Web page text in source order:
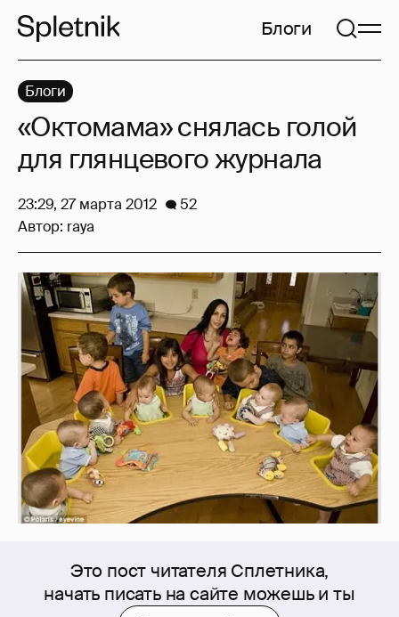
Блоги
Это пост читателя Сплетника,
начать писать на сайте можешь и ты
Блоги
«Октомама» снялась голой
для глянцевого журнала
23:29, 27 марта 2012
52
Автор: raya